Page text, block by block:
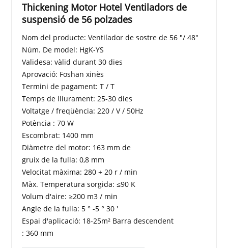
Thickening Motor Hotel Ventiladors de
suspensió de 56 polzades
Nom del producte: Ventilador de sostre de 56 "/ 48"
Núm. De model: HgK-YS
Validesa: vàlid durant 30 dies
Aprovació: Foshan xinès
Termini de pagament: T / T
Temps de lliurament: 25-30 dies
Voltatge / freqüència: 220 / V / 50Hz
Potència : 70 W
Escombrat: 1400 mm
Diàmetre del motor: 163 mm de
gruix de la fulla: 0,8 mm
Velocitat màxima: 280 + 20 r / min
Màx. Temperatura sorgida: ≤90 K
Volum d'aire: ≥200 m3 / min
Angle de la fulla: 5 ° -5 ° 30 '
Espai d'aplicació: 18-25m² Barra descendent
: 360 mm